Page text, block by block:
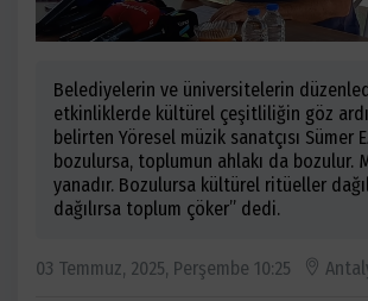
Belediyelerin ve üniversitelerin
etkinliklerde kültürel çeşitliliğin göz
belirten Yöresel müzik sanatçısı Sümer
bozulursa, toplumun ahlakı da bozulur.
yanadır. Bozulursa kültürel ritüeller
dağılırsa toplum çöker” dedi.
03 Temmuz, 2025, Perşembe 10:25